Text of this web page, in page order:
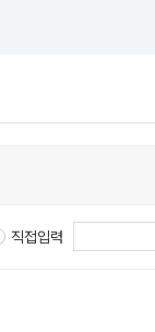
직접입력